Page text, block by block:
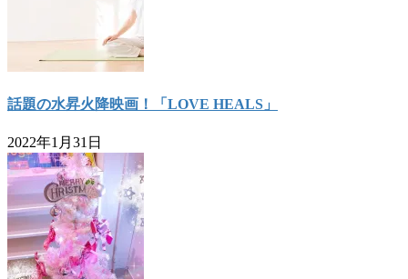
話題の水昇火降映画！「LOVE HEALS」
2022年1月31日